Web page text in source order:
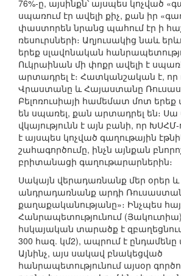
76%-ը, այսինքն՝ այսպես կոչված
սպառում էր ավելի քիչ, քան իր
փաստորեն նրանց պահում էր ի
ռեսուրսների։ Աղյուսակից նաև
երեք սլավոնական
Ուկրաինան մի փոքր ավելի է
արտադրել է։ Հատկանշական է, որ
Վրաստանը և Հայաստանը
Բելոռուսիայի համեմատ մոտ
են սպառել, քան արտադրել են։
վկայությունն է այն բանի, որ
է այսպես կոչված գաղութային
շահագործումը, ինչն այնքան
բրիտանացի գաղութարարներին։
Սակայն վերադառնանք մեր օրեր
անդրադառնանք արդի
քաղաքականությանը»։ Ինչպես
Հանրապետությունում
հսկայական տարածք է
300 հազ. կմ2), ապրում է ընդամենը
Այնինչ, այս սակավ բնակեցված
հանրապետությունում այսօր